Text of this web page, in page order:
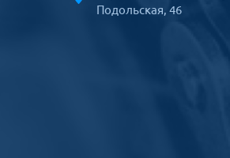
Подольская, 46